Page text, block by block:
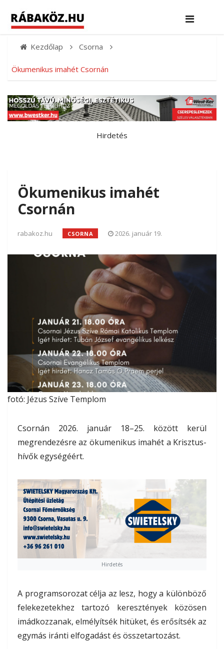
Kezdőlap Csorna
Ökumenikus imahét Csornán
Hirdetés
Ökumenikus imahét
Csornán
rabakoz.hu CSORNA 2026. január 19.
fotó: Jézus Szíve Templom
Csornán 2026. január 18–25. között kerül
megrendezésre az ökumenikus imahét a Krisztus-
hívők egységéért.
Hirdetés
A programsorozat célja az lesz, hogy a különböző
felekezetekhez tartozó keresztények közösen
imádkozzanak, elmélyítsék hitüket, és erősítsék az
egymás iránti elfogadást és összetartozást.